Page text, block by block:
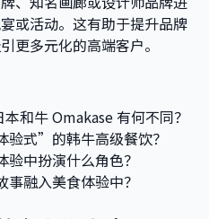
或活动。这有助于提升品牌
更多元化的高端客户。
和牛 Omakase 有何不同？
式”的韩牛高级餐饮？
中扮演什么角色？
融入美食体验中？